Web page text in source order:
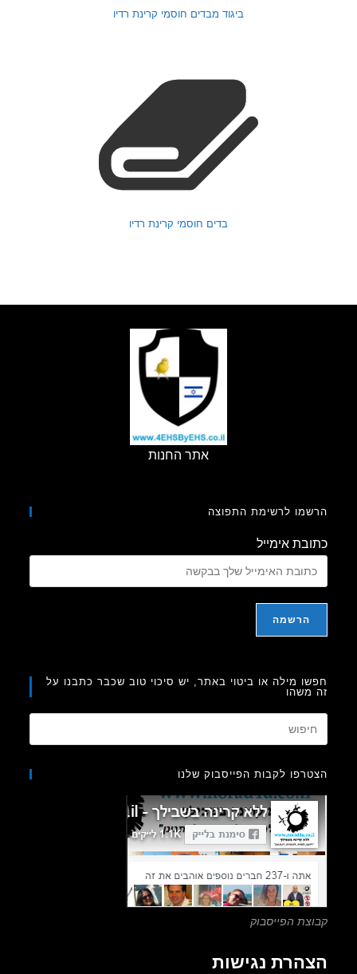
ביגוד מבדים חוסמי קרינת רדיו
בדים חוסמי קרינת רדיו
אתר החנות
לרשימת התפוצה
אימייל
מילה או ביטוי באתר, יש סיכוי טוב שכבר כתבנו על
Escape
לקבות הפייסבוק שלנו
הפייסבוק
נגישות